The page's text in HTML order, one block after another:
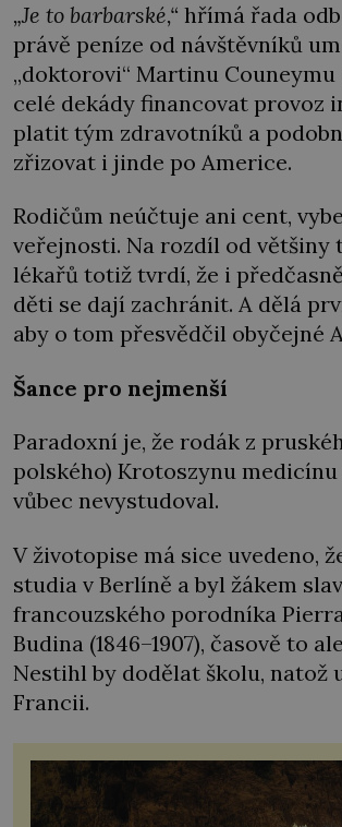
„Je to barbarské,“ hřímá řada
právě peníze od návštěvníků
„doktorovi“ Martinu Couneymu
celé dekády financovat provoz
platit tým zdravotníků a
zřizovat i jinde po Americe.
Rodičům neúčtuje ani cent,
veřejnosti. Na rozdíl od většiny
lékařů totiž tvrdí, že i
děti se dají zachránit. A dělá
aby o tom přesvědčil obyčejné
Šance pro nejmenší
Paradoxní je, že rodák z
polského) Krotoszynu
vůbec nevystudoval.
V životopise má sice uvedeno,
studia v Berlíně a byl žákem
francouzského porodníka
Budina (1846–1907), časově to
Nestihl by dodělat školu, natož
Francii.